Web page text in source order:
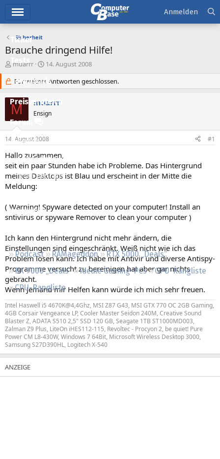
Ticker
Downloads
Preisvergleich
Forum
Aktuelles
Empfohlene Inhalte
Neue Beiträge
Neueste Aktivitäten
Leserartikel
Podcast RAMageddon
RTX 5000 „Deals“
RX 9000 „Deals“
Ideale Gaming-PCs
GPU-Rangliste
CPU-Rangliste
Anmelden
Sicherheit
Brauche dringend Hilfe!
E
s
t
e
l
l
e
muarrr
E
s
t
l
l
m
14. August 2008
Für weitere Antworten geschlossen.
M muarrr
Ensign
14. August 2008 #1
Hallo zusammen,
seit ein paar Stunden habe ich Probleme. Das Hintergrund
meines Desktops ist Blau und erscheint in der Mitte die
Meldung:
( Warning! Spyware detected on your computer! Install an
sntivirus or spyware Remover to clean your computer )
Ich kann den Hintergrund nicht mehr ändern, die
Einstellungen sind eingeschränkt. Weiß nicht wie ich das
Problem lösen kann. Ich habe mit Antivir und diverse Antispy-
Programme versucht zu bereinigen hat aber gar nichts
gebracht.
Wenn Jemand mir Helfen kann würde ich mich sehr freuen.
Intel Haswell i5 4670K@4,4Ghz, MSI Z87 G43, MSI GTX 770 OC 2GB Gaming,
4GB Corsair Vengeance LP, Cooler Master Seidon 240M, Creative Sound
Blaster Z, ADATA S510 2,5" SSD 120 GB, Seagate 1TB ST1000MD003,
Zalman Z9 Plus, LiteOn iHES112-115, Revoltec - Procyon 2, be quiet! Pure
Power CM L8-430W, Windows 7 64Bit, Microsoft Wireless Desktop 3000,
Samsung S27D390HL, Logitech X-540